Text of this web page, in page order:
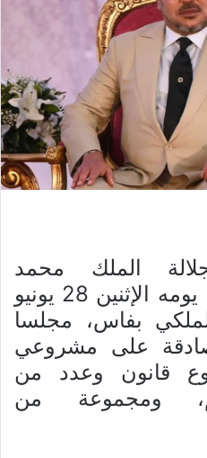
الملك محمد
السادس، نصره الله، يومه الإثنين 28 يونيو
الملكي بفاس، مجلسا
على مشروعي
قانون وعدد من
ومجموعة من